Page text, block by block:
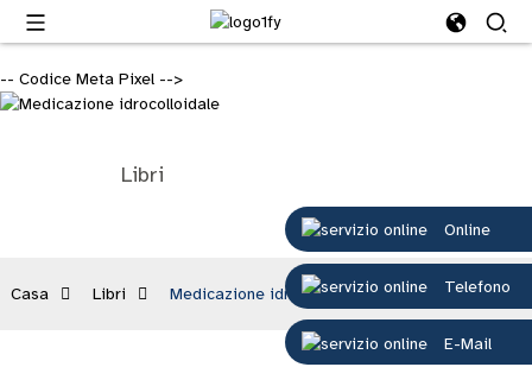
-- Codice Meta Pixel -->
Online
Telefono
E-Mail
Libri
Casa Libri Medicazione idrocolloidale